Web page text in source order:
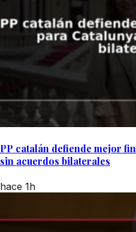
PP catalán defiende mejor
sin acuerdos bilaterales
hace 1h